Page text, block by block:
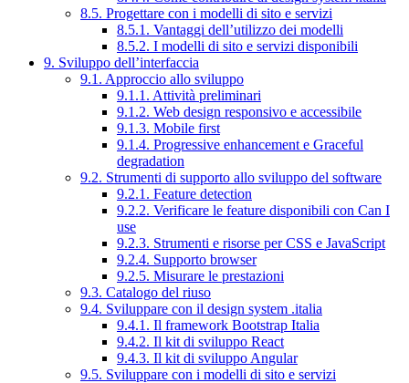
8.5. Progettare con i modelli di sito e servizi
8.5.1. Vantaggi dell’utilizzo dei modelli
8.5.2. I modelli di sito e servizi disponibili
9. Sviluppo dell’interfaccia
9.1. Approccio allo sviluppo
9.1.1. Attività preliminari
9.1.2. Web design responsivo e accessibile
9.1.3. Mobile first
9.1.4. Progressive enhancement e Graceful
degradation
9.2. Strumenti di supporto allo sviluppo del software
9.2.1. Feature detection
9.2.2. Verificare le feature disponibili con Can I
use
9.2.3. Strumenti e risorse per CSS e JavaScript
9.2.4. Supporto browser
9.2.5. Misurare le prestazioni
9.3. Catalogo del riuso
9.4. Sviluppare con il design system .italia
9.4.1. Il framework Bootstrap Italia
9.4.2. Il kit di sviluppo React
9.4.3. Il kit di sviluppo Angular
9.5. Sviluppare con i modelli di sito e servizi